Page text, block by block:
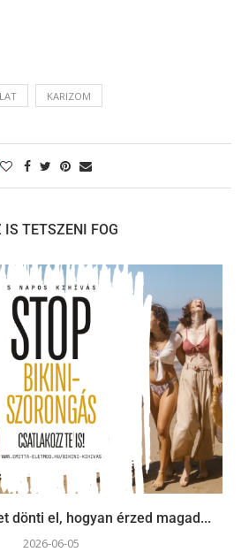
KARIZOM
IS TETSZENI FOG
dönti el, hogyan érzed magad...
2026-06-05